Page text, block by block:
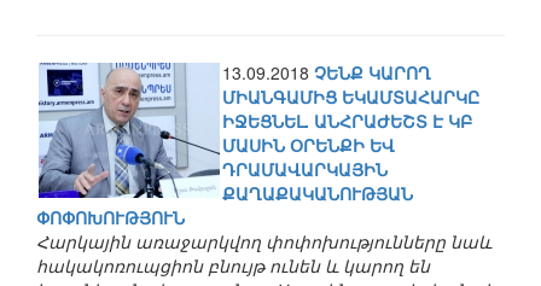
13.09.2018 ՉԵՆՔ ԿԱՐՈՂ
ՄԻԱՆԳԱՄԻՑ ԵԿԱՄՏԱՀԱՐԿԸ
ԻՋԵՑՆԵԼ. ԱՆՀՐԱԺԵՇՏ Է ԿԲ
ՄԱՍԻՆ ՕՐԵՆՔԻ ԵՎ
ԴՐԱՄԱՎԱՐԿԱՅԻՆ
ՔԱՂԱՔԱԿԱՆՈՒԹՅԱՆ
ՓՈՓՈԽՈՒԹՅՈՒՆ
Հարկային առաջարկվող փոփոխությունները նաև
հակակոռուպցիոն բնույթ ունեն և կարող են